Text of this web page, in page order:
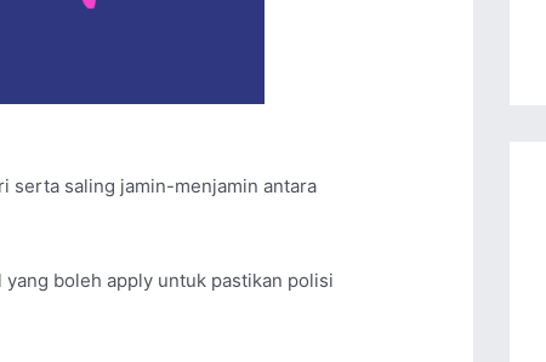
serta saling jamin-menjamin antara
boleh apply untuk pastikan polisi